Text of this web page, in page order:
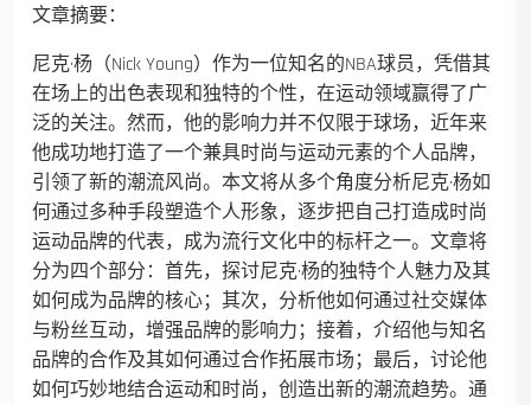
文章摘要：
尼克·杨（Nick Young）作为一位知名的NBA球员，凭借其
在场上的出色表现和独特的个性，在运动领域赢得了广
泛的关注。然而，他的影响力并不仅限于球场，近年来
他成功地打造了一个兼具时尚与运动元素的个人品牌，
引领了新的潮流风尚。本文将从多个角度分析尼克·杨如
何通过多种手段塑造个人形象，逐步把自己打造成时尚
运动品牌的代表，成为流行文化中的标杆之一。文章将
分为四个部分：首先，探讨尼克·杨的独特个人魅力及其
如何成为品牌的核心；其次，分析他如何通过社交媒体
与粉丝互动，增强品牌的影响力；接着，介绍他与知名
品牌的合作及其如何通过合作拓展市场；最后，讨论他
如何巧妙地结合运动和时尚，创造出新的潮流趋势。通